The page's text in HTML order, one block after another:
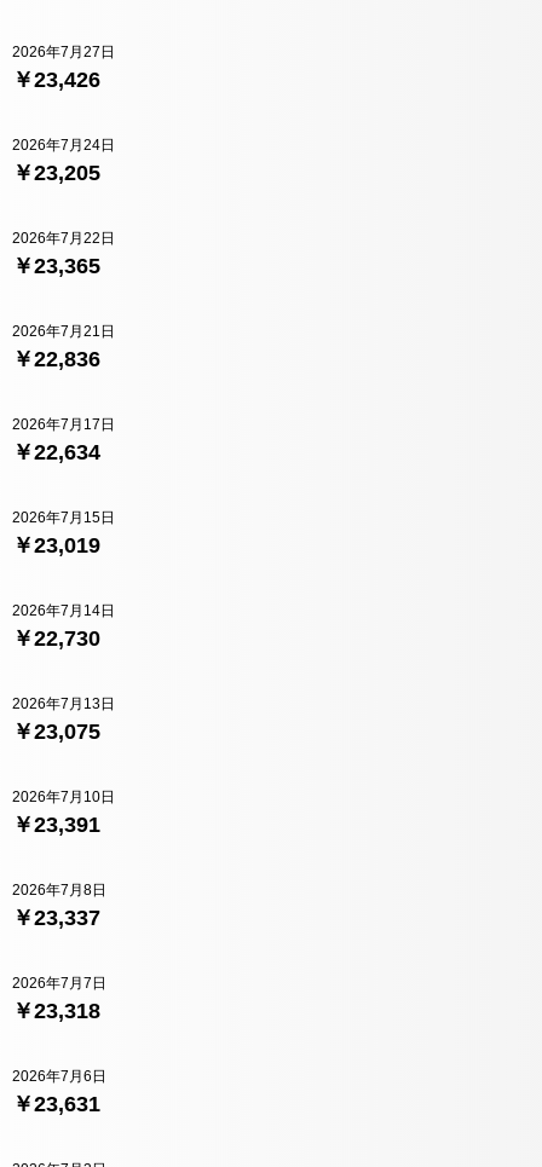
￥23,426
2026年7月27日
￥23,205
2026年7月24日
￥23,365
2026年7月22日
￥22,836
2026年7月21日
￥22,634
2026年7月17日
￥23,019
2026年7月15日
￥22,730
2026年7月14日
￥23,075
2026年7月13日
￥23,391
2026年7月10日
￥23,337
2026年7月8日
￥23,318
2026年7月7日
￥23,631
2026年7月6日